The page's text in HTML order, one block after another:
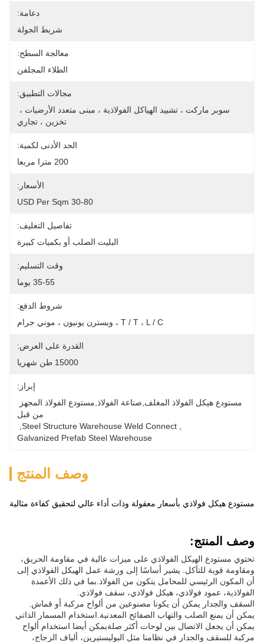
دعامة:
شريط الجولة
معالجة السطح:
الطلاء المجلفن
مجالات التطبيق:
تخزين ، تجاري
الحد الأدنى لكمية:
200 مترا مربعا
الأسعار:
30-80 USD Per Sqm
تفاصيل التغليف:
البليت الصلب أو بكميات كبيرة
وقت التسليم:
35-55 يوما
شروط الدفع:
T / T ، L / C ، ويسترن يونيون ، موني جرام
القدرة على العرض:
15000 طن شهريا
إبراز:
من قبل
Steel Structure Warehouse Weld Connect
Galvanized Prefab Steel Warehouse
وصف المنتج
مستودع هيكل فولاذي بأسعار معقولة وذات أداء عالي لتحقيق كفاءة مثالية
وصف المنتج:
تحتوي مستودع الهيكل الفولاذي على ميزات عالية في مقاومة الحريق،
ومقاومة قوية للتآكل. يشير أساسًا إلى ورشة عمل الهيكل الفولاذي إلى
أن المكون الرئيسي للمحامل يتكون من الفولاذ.بما في ذلك الأعمدة
الفولاذية، عمود فولاذي، هيكل فولاذي، سقف فولاذي.
السقف والجدار يمكن أن يكونا مصنوعين من ألواح مركبة أو قماش.
يمكن أن يمنع الصلب والتهاب الصفائح المعدنية.استخدام المسمار الذاتي
يمكن أن يجعل الاتصال بين لوحات أكثر صلةيمكن أيضا استخدام ألواح
مركبة للسقف والجدار في نظامنا مثل البوليستيرين، ألياف الزجاج،